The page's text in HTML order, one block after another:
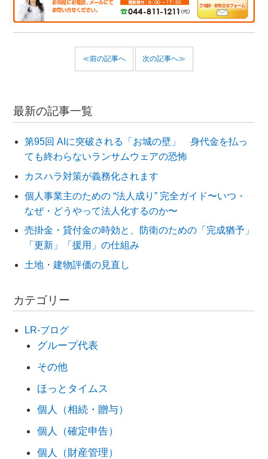
≪前の記事へ 次の記事へ≫
最新の記事一覧
第95回 AIに突破される「お城の壁」 身代金を払っ
ても終わらないランサムウェアの恐怖
カスハラ対策が義務化されます
個人事業主のための “法人成り” 完全ガイド〜いつ・
なぜ・どうやって法人化するのか〜
売掛金・貸付金の時効と、防衛のための「完成猶予」
「更新」「援用」の仕組み
土地・建物評価の見直し
カテゴリー
LR-ブログ
グループ代表
その他
ほっとタイムス
個人（相続・贈与）
個人（確定申告）
個人（財産管理）